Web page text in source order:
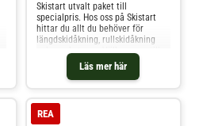
Läs mer här
Skistart utvalt paket till
specialpris. Hos oss på Skistart
hittar du allt du behöver för
längdskidåkning, rullskidåkning
och mycket mer. Välkommen till
REA